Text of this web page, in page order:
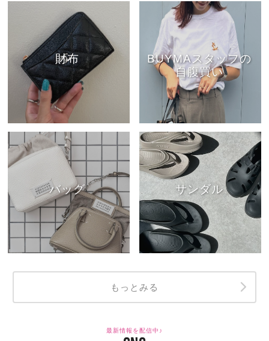
財布
BUYMAスタッフの
自腹買い
バッグ サンダル
もっとみる
最新情報を配信中♪